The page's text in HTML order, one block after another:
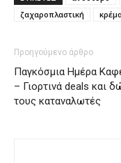
ζαχαροπλαστική
Προηγούμενο άρθρο
Παγκόσμια Ημέρα
– Γιορτινά deals και
τους καταναλωτές